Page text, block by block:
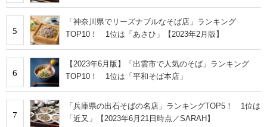
5
「神奈川県でリーズナブルなそば店」ランキング
TOP10！ 1位は「あさひ」【2023年2月版】
6
【2023年6月版】「出雲市で人気のそば」ランキング
TOP10！ 1位は「平和そば本店」
7
「兵庫県の出石そばの名店」ランキングTOP5！ 1位は
「近又」【2023年6月21日時点／SARAH】